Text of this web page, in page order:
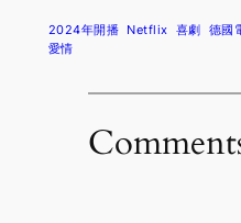
2024年開播 Netflix 喜劇 德國
愛情